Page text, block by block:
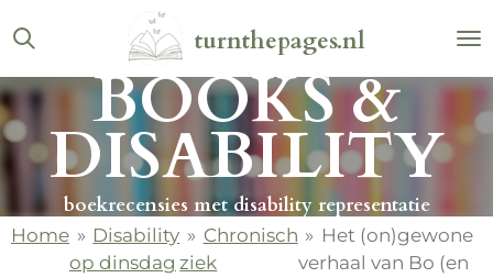
Ga
direct
naar
de
hoofdinhoud
turnthepages.nl
BOOKS &
DISABILITY
boekrecensies met disability representatie
Home » Disability
op dinsdag
» Chronisch
ziek
» Het (on)gewone
verhaal van Bo (en